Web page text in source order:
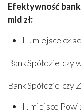
Efektywność
mld zł:
III. miejsce ex
Bank Spółdzielczy
Bank Spółdzielczy
II. miejsce